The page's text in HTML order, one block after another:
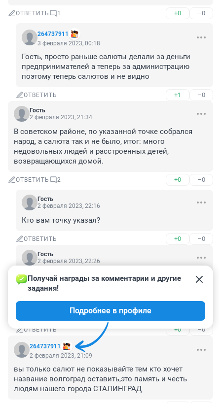
ОТВЕТИТЬ 1 +0 –0
264737911
3 февраля 2023, 00:18
Гость, просто раньше салюты делали за деньги
предпринимателей а теперь за администрацию
поэтому теперь салютов и не видно
ОТВЕТИТЬ +1 –0
Гость
2 февраля 2023, 21:34
В советском районе, по указанной точке собрался
народ, а салюта так и не было, итог: много
недовольных людей и расстроенных детей,
возвращающихся домой.
ОТВЕТИТЬ 2 +0 –0
Гость
2 февраля 2023, 22:16
Кто вам точку указал?
ОТВЕТИТЬ +0 –0
Гость
2 февраля 2023, 22:26
Гость2 февраля 2023, 22:16
Кто вам точку указал?
В этой же публикации она и указана
ОТВЕТИТЬ +0 –0
264737911
Получай награды за комментарии и другие
задания!
Подробнее в профиле
2 февраля 2023, 21:09
вы только салют не показывайте тем кто хочет
название волгоград оставить,это память и честь
людям нашего города СТАЛИНГРАД